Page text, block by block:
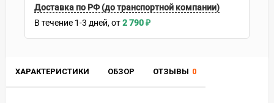
ХАРАКТЕРИСТИКИ ОБЗОР ОТЗЫВЫ 0
Доставка по РФ (до транспортной компании)
В течение 1-3 дней 2 790₽